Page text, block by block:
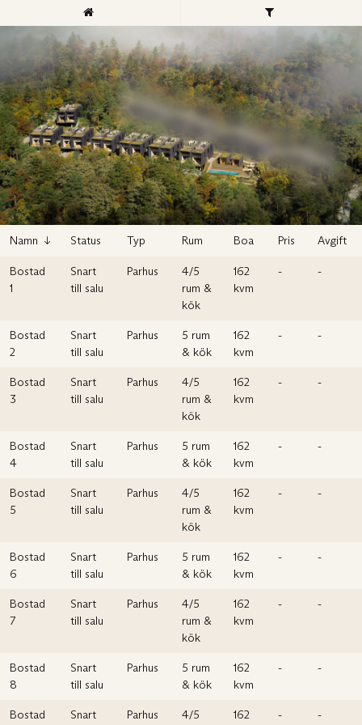
Namn Status Typ Rum Boa Pris Avgift
Bostad
1
Snart
till salu
Parhus
4/5
rum &
kök
162
kvm
- -
Bostad
2
Snart
till salu
Parhus
5 rum
& kök
162
kvm
- -
Bostad
3
Snart
till salu
Parhus
4/5
rum &
kök
162
kvm
- -
Bostad
4
Snart
till salu
Parhus
5 rum
& kök
162
kvm
- -
Bostad
5
Snart
till salu
Parhus
4/5
rum &
kök
162
kvm
- -
Bostad
6
Snart
till salu
Parhus
5 rum
& kök
162
kvm
- -
Bostad
7
Snart
till salu
Parhus
4/5
rum &
kök
162
kvm
- -
Bostad
8
Snart
till salu
Parhus
5 rum
& kök
162
kvm
- -
Bostad Snart Parhus 4/5 162 - -